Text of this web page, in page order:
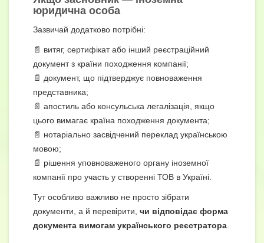
юридична особа
Зазвичай додатково потрібні:
📄 витяг, сертифікат або інший реєстраційний
документ з країни походження компанії;
📄 документ, що підтверджує повноваження
представника;
📄 апостиль або консульська легалізація, якщо
цього вимагає країна походження документа;
📄 нотаріально засвідчений переклад українською
мовою;
📄 рішення уповноваженого органу іноземної
компанії про участь у створенні ТОВ в Україні.
Тут особливо важливо не просто зібрати
документи, а й перевірити, чи відповідає форма
документа вимогам українського реєстратора